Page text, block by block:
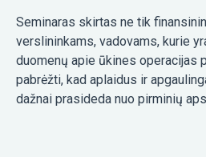
Seminaras skirtas ne tik
verslininkams, vadovams, kurie
duomenų apie ūkines operacijas
pabrėžti, kad aplaidus ir
dažnai prasideda nuo pirminių